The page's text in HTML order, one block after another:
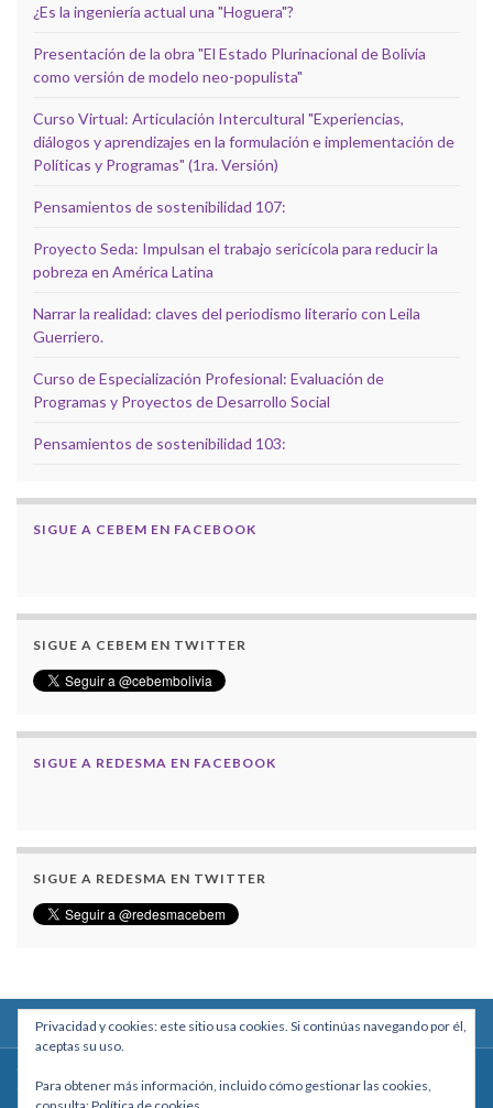
¿Es la ingeniería actual una "Hoguera"?
Presentación de la obra "El Estado Plurinacional de Bolivia
como versión de modelo neo-populista"
Curso Virtual: Articulación Intercultural "Experiencias,
diálogos y aprendizajes en la formulación e implementación de
Políticas y Programas" (1ra. Versión)
Pensamientos de sostenibilidad 107:
Proyecto Seda: Impulsan el trabajo sericícola para reducir la
pobreza en América Latina
Narrar la realidad: claves del periodismo literario con Leila
Guerriero.
Curso de Especialización Profesional: Evaluación de
Programas y Proyectos de Desarrollo Social
Pensamientos de sostenibilidad 103:
SIGUE A CEBEM EN FACEBOOK
SIGUE A CEBEM EN TWITTER
SIGUE A REDESMA EN FACEBOOK
SIGUE A REDESMA EN TWITTER
Calle Macario Pinilla # 2588 esq. Av. Arce, Edificio Arcadia, Mezzanine, Of. 101
Privacidad y cookies: este sitio usa cookies. Si continúas navegando por él,
aceptas su uso.
Para obtener más información, incluido cómo gestionar las cookies,